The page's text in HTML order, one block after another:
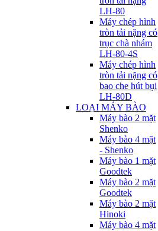
LH-80
Máy chép hình
tròn tải nặng có
trục chà nhám
LH-80-4S
Máy chép hình
tròn tải nặng có
bao che hút bụi
LH-80D
LOẠI MÁY BÀO
Máy bào 2 mặt
Shenko
Máy bào 4 mặt
- Shenko
Máy bào 1 mặt
Goodtek
Máy bào 2 mặt
Goodtek
Máy bào 2 mặt
Hinoki
Máy bào 4 mặt